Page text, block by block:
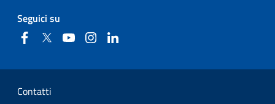
Seguici su
FacebookTwitter YouTubeInstagram
Sezione Link Utili
Contatti